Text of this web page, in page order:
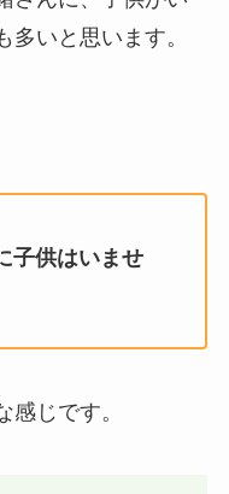
いと思います。
子供はいませ
じです。